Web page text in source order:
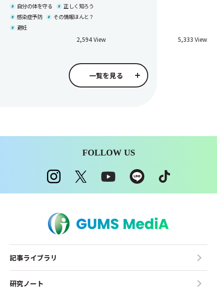
自分の体を守る
正しく知ろう
感染症予防
その情報ほんと？
避妊
2,594 5,333
一覧を見る
FOLLOW US
記事ライブラリ
研究ノート